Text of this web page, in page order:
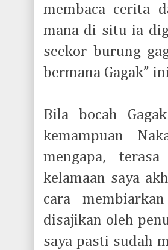
membaca cerita
mana di situ ia
seekor burung
bermana Gagak”
Bila bocah
kemampuan
mengapa,
kelamaan saya
cara
disajikan oleh
saya pasti sudah